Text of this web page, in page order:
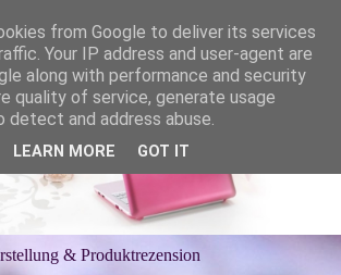
& Produktrezension
from Google to deliver its services
Your IP address and user-agent are
along with performance and security
quality of service, generate usage
and address abuse.
LEARN MORE GOT IT